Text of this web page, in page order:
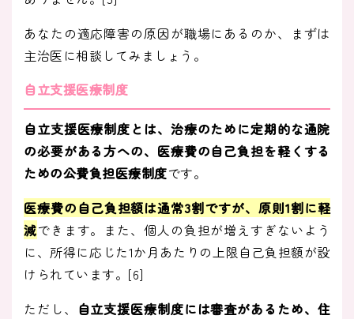
あなたの適応障害の原因が職場にあるのか、まずは
主治医に相談してみましょう。
自立支援医療制度
自立支援医療制度とは、治療のために定期的な通院
の必要がある方への、医療費の自己負担を軽くする
ための公費負担医療制度です。
医療費の自己負担額は通常3割ですが、原則1割に軽
減できます。また、個人の負担が増えすぎないよう
に、所得に応じた1か月あたりの上限自己負担額が設
けられています。[6]
ただし、
自立支援医療制度には審査があるため、住